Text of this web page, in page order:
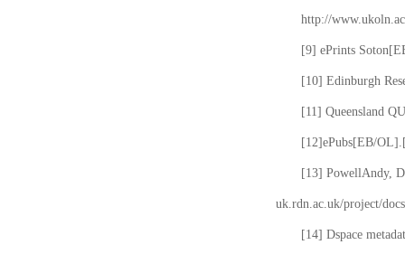
http://
[9] ePrints
[10] Edinburgh
[11] Queensland
[12]ePubs[EB/
[13] PowellAndy,
uk.rdn.ac.uk/project/
[14] Dspace